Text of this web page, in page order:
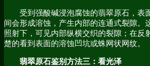
受到强酸碱浸泡腐蚀的翡翠原石，表
间会形成溶蚀，产生内部的连通式裂隙。
照射下，可见内部纵横交织的裂隙；在反
楚的看到表面的溶蚀凹坑或蛛网状网纹。
翡翠原石鉴别方法三：看光泽